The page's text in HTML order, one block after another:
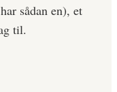
sådan en), et
til.